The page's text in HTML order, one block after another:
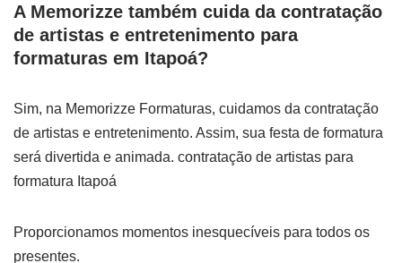
A Memorizze também cuida da contratação
de artistas e entretenimento para
formaturas em Itapoá?
Sim, na Memorizze Formaturas, cuidamos da contratação
de artistas e entretenimento. Assim, sua festa de formatura
será divertida e animada. contratação de artistas para
formatura Itapoá
Proporcionamos momentos inesquecíveis para todos os
presentes.